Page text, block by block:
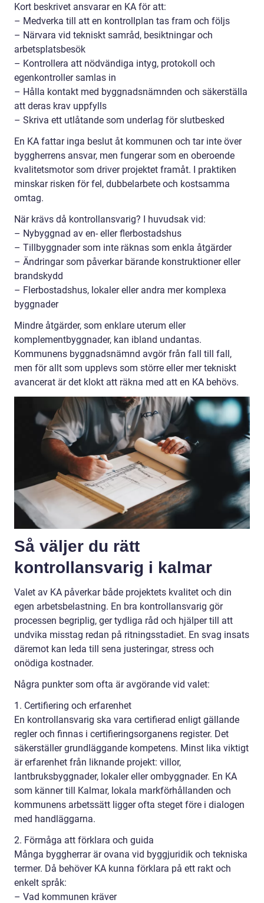
Kort beskrivet ansvarar en KA för att:
– Medverka till att en kontrollplan tas fram och följs
– Närvara vid tekniskt samråd, besiktningar och
arbetsplatsbesök
– Kontrollera att nödvändiga intyg, protokoll och
egenkontroller samlas in
– Hålla kontakt med byggnadsnämnden och säkerställa
att deras krav uppfylls
– Skriva ett utlåtande som underlag för slutbesked
En KA fattar inga beslut åt kommunen och tar inte över
byggherrens ansvar, men fungerar som en oberoende
kvalitetsmotor som driver projektet framåt. I praktiken
minskar risken för fel, dubbelarbete och kostsamma
omtag.
När krävs då kontrollansvarig? I huvudsak vid:
– Nybyggnad av en- eller flerbostadshus
– Tillbyggnader som inte räknas som enkla åtgärder
– Ändringar som påverkar bärande konstruktioner eller
brandskydd
– Flerbostadshus, lokaler eller andra mer komplexa
byggnader
Mindre åtgärder, som enklare uterum eller
komplementbyggnader, kan ibland undantas.
Kommunens byggnadsnämnd avgör från fall till fall,
men för allt som upplevs som större eller mer tekniskt
avancerat är det klokt att räkna med att en KA behövs.
Så väljer du rätt
kontrollansvarig i kalmar
Valet av KA påverkar både projektets kvalitet och din
egen arbetsbelastning. En bra kontrollansvarig gör
processen begriplig, ger tydliga råd och hjälper till att
undvika misstag redan på ritningsstadiet. En svag insats
däremot kan leda till sena justeringar, stress och
onödiga kostnader.
Några punkter som ofta är avgörande vid valet:
1. Certifiering och erfarenhet
En kontrollansvarig ska vara certifierad enligt gällande
regler och finnas i certifieringsorganens register. Det
säkerställer grundläggande kompetens. Minst lika viktigt
är erfarenhet från liknande projekt: villor,
lantbruksbyggnader, lokaler eller ombyggnader. En KA
som känner till Kalmar, lokala markförhållanden och
kommunens arbetssätt ligger ofta steget före i dialogen
med handläggarna.
2. Förmåga att förklara och guida
Många byggherrar är ovana vid byggjuridik och tekniska
termer. Då behöver KA kunna förklara på ett rakt och
enkelt språk:
– Vad kommunen kräver